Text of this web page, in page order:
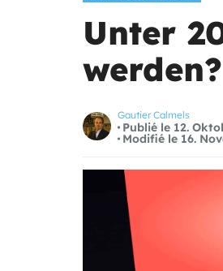
Unter
werden?
Gautier Calmels
Publié le 12.
Modifié le 16.